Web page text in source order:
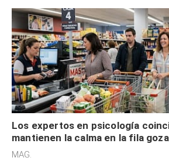
Los expertos en psicología
mantienen la calma en la fila
cognitiva, gratitud y no solo
MAG.